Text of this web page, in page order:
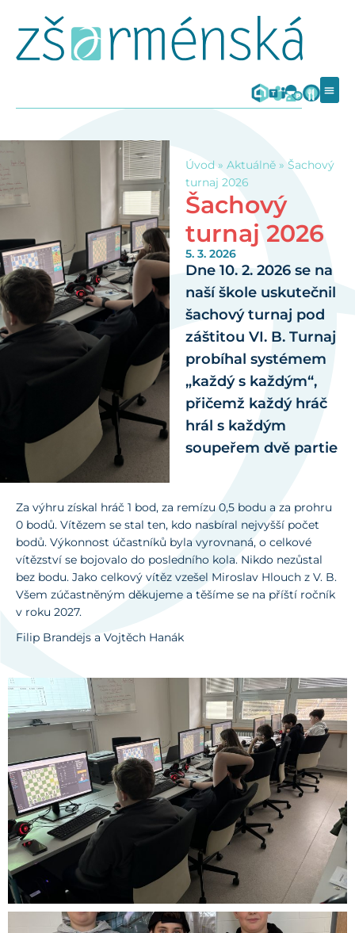
Úvod » Aktuálně» Šachový
turnaj 2026
Šachový
turnaj 2026
5. 3. 2026
Dne 10. 2. 2026 se na
naší škole uskutečnil
šachový turnaj pod
záštitou VI. B. Turnaj
probíhal systémem
„každý s každým“,
přičemž každý hráč
hrál s každým
soupeřem dvě partie
Za výhru získal hráč 1 bod, za remízu 0,5 bodu a za prohru
0 bodů. Vítězem se stal ten, kdo nasbíral nejvyšší počet
bodů. Výkonnost účastníků byla vyrovnaná, o celkové
vítězství se bojovalo do posledního kola. Nikdo nezůstal
bez bodu. Jako celkový vítěz vzešel Miroslav Hlouch z V. B.
Všem zúčastněným děkujeme a těšíme se na příští ročník
v roku 2027.
Filip Brandejs a Vojtěch Hanák